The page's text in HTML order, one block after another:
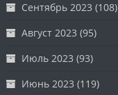
Сентябрь 2023 (108)
Август 2023 (95)
Июль 2023 (93)
Июнь 2023 (119)